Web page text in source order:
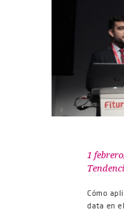
1
Cómo
data en